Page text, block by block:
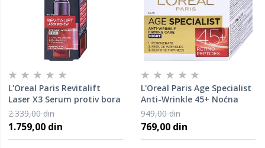
L'Oreal Paris Revitalift
Laser X3 Serum protiv bora
30 ml
2.339,00 din
1.759,00 din
L'Oreal Paris Age Specialist
Anti-Wrinkle 45+ Noćna
nega protiv bora 50 ml
949,00 din
769,00 din